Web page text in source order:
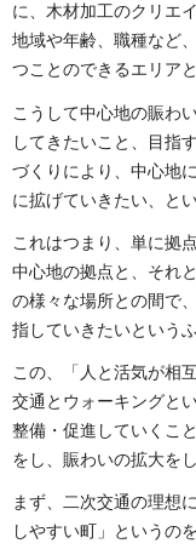
に、木材加工のクリエ
地域や年齢、職種など
つことのできるエリア
こうして中心地の賑わ
してきたいこと、目指
づくりにより、中心地
に拡げていきたい、と
これはつまり、単に拠
中心地の拠点と、それ
の様々な場所との間で
指していきたいという
この、「人と活気が相
交通とウォーキングと
整備・促進していくこ
をし、賑わいの拡大を
まず、二次交通の理想
しやすい町」というの